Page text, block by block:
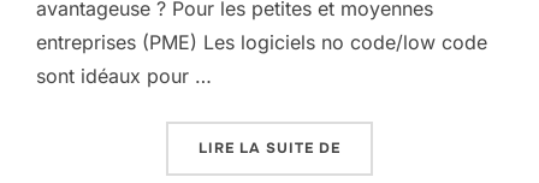
avantageuse ? Pour les petites et moyennes
entreprises (PME) Les logiciels no code/low code
sont idéaux pour …
LIRE LA SUITE DE